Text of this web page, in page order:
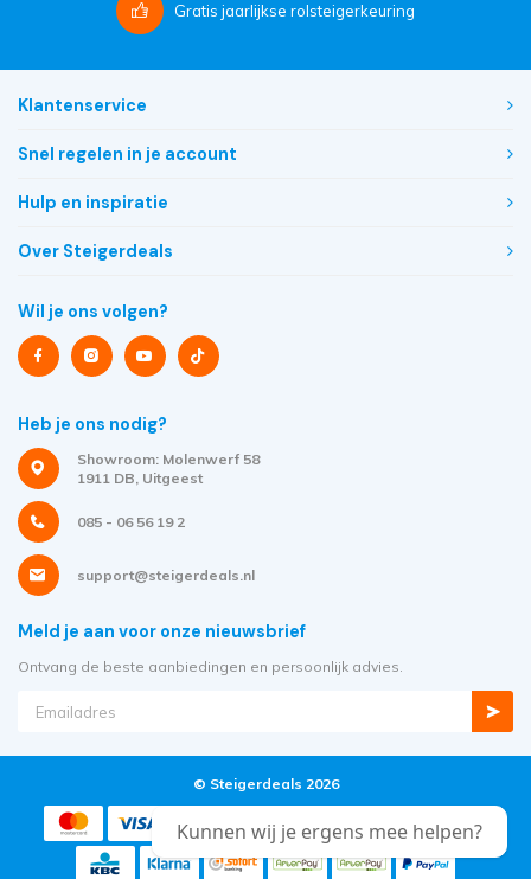
Gratis jaarlijkse rolsteigerkeuring
Klantenservice
Snel regelen in je account
Hulp en inspiratie
Over Steigerdeals
Wil je ons volgen?
Heb je ons nodig?
Showroom: Molenwerf 58
1911 DB, Uitgeest
085 - 06 56 19 2
support@steigerdeals.nl
Meld je aan voor onze nieuwsbrief
Ontvang de beste aanbiedingen en persoonlijk advies.
© Steigerdeals 2026
Kunnen wij je ergens mee helpen?